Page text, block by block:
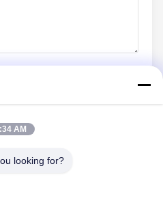
NOS
AM
looking for?